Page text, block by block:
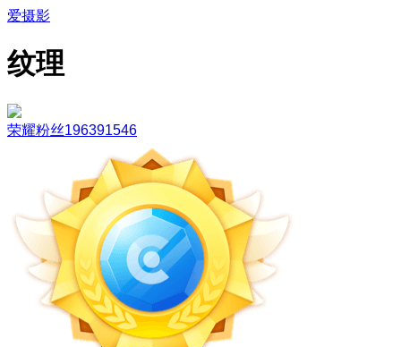
爱摄影
纹理
荣耀粉丝196391546